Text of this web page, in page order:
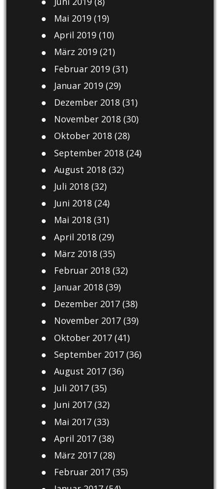
Mai 2019(19)
April 2019(10)
März 2019(21)
Februar 2019(31)
Januar 2019(29)
Dezember 2018(31)
November 2018(30)
Oktober 2018(28)
September 2018(24)
August 2018(32)
Juli 2018(32)
Juni 2018(24)
Mai 2018(31)
April 2018(29)
März 2018(35)
Februar 2018(32)
Januar 2018(39)
Dezember 2017(38)
November 2017(39)
Oktober 2017(41)
September 2017(36)
August 2017(36)
Juli 2017(35)
Juni 2017(32)
Mai 2017(33)
April 2017(38)
März 2017(28)
Februar 2017(35)